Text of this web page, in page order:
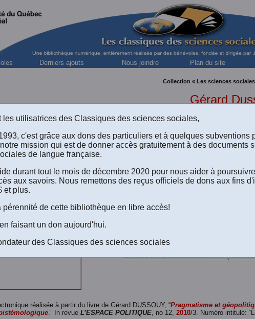
Derniers ajouts Nous joindre Plan du site
Collection « Les sciences
Gérard
Les opportunités
Le texte de l'article au format PDF-texte
Le texte de l'article au format RTF (Rich
réalisée à partir du livre de Gérard DUSSOUY, “Pragmatisme et
.” In revue L’ESPACE POLITIQUE, no 12, 2010/3. Numéro intitulé:
les utilisatrices des Classiques des sciences sociales,
c'est grâce aux dons des particuliers et à quelques subventions
mission qui est de donner accès gratuitement à des documents
de langue française.
durant tout le mois de décembre 2020 pour nous aider à
aux savoirs. Nous remettons des reçus officiels de dons aux fins
et plus.
de cette bibliothèque en libre accès!
faisant un don aujourd'hui.
des Classiques des sciences sociales